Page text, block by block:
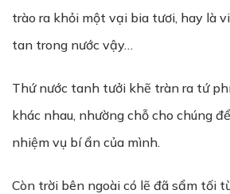
trào ra khỏi một vại bia tươi, hay là
tan trong nước vậy…
Thứ nước tanh tưởi khẽ tràn ra tứ
khác nhau, nhường chỗ cho chúng
nhiệm vụ bí ẩn của mình.
Còn trời bên ngoài có lẽ đã sẩm tối